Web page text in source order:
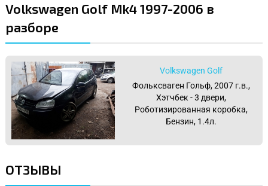
Volkswagen Golf Mk4 1997-2006 в
разборе
Volkswagen Golf
Фольксваген Гольф, 2007 г.в.,
Хэтчбек - 3 двери,
Роботизированная коробка,
Бензин, 1.4л.
ОТЗЫВЫ